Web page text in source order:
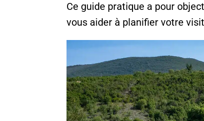
Ce guide pratique a pour
vous aider à planifier votre